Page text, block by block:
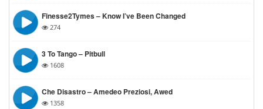
Finesse2Tymes – Know I’ve Been Changed
274
3 To Tango – Pitbull
1608
Che Disastro – Amedeo Preziosi, Awed
1358